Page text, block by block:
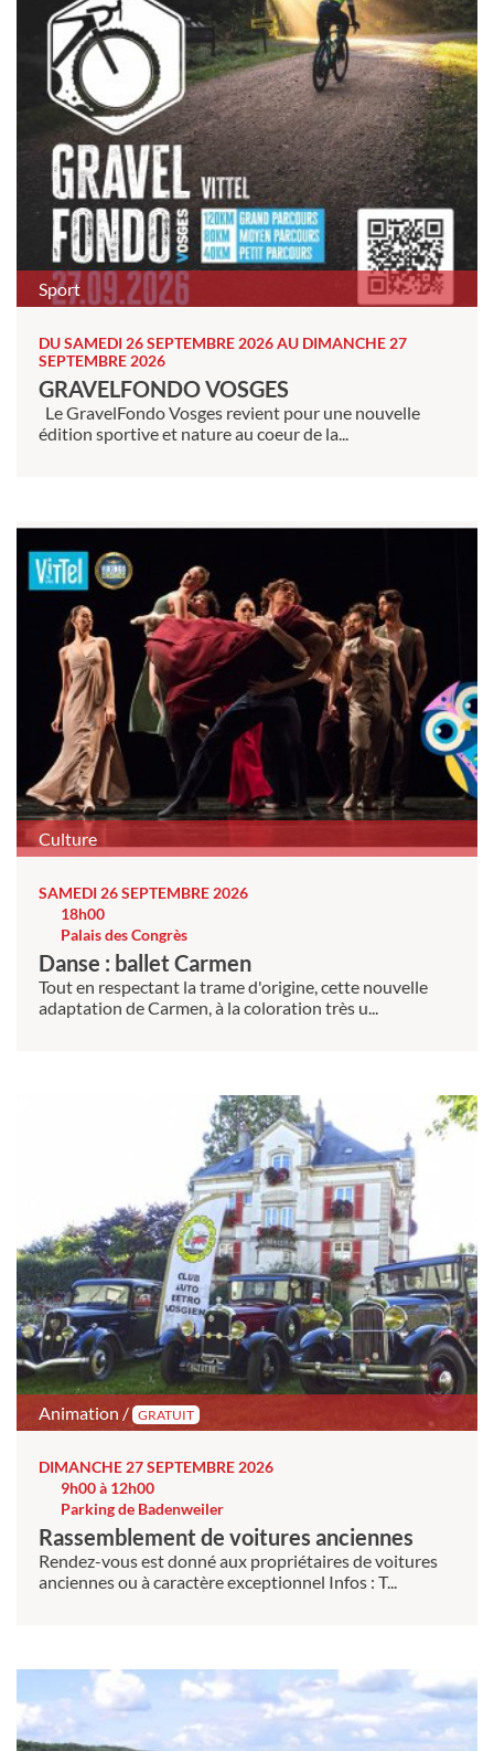
Sport
DU SAMEDI 26 SEPTEMBRE 2026 AU DIMANCHE 27
SEPTEMBRE 2026
GRAVELFONDO VOSGES
Le GravelFondo Vosges revient pour une nouvelle
édition sportive et nature au coeur de la...
Culture
SAMEDI 26 SEPTEMBRE 2026
18h00
Palais des Congrès
Danse : ballet Carmen
Tout en respectant la trame d'origine, cette nouvelle
adaptation de Carmen, à la coloration très u...
Animation / GRATUIT
DIMANCHE 27 SEPTEMBRE 2026
9h00 à 12h00
Parking de Badenweiler
Rassemblement de voitures anciennes
Rendez-vous est donné aux propriétaires de voitures
anciennes ou à caractère exceptionnel Infos : T...